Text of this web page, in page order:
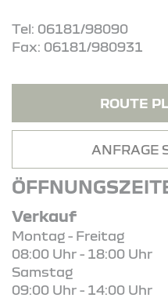
Tel: 06181/98090
Fax: 06181/980931
ROUTE
ANFRAGE
Verkauf
Montag - Freitag
08:00 Uhr - 18:00 Uhr
Samstag
09:00 Uhr - 14:00 Uhr